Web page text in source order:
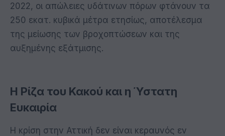
2022, οι απώλειες υδάτινων πόρων φτάνουν τα
250 εκατ. κυβικά μέτρα ετησίως, αποτέλεσμα
της μείωσης των βροχοπτώσεων και της
αυξημένης εξάτμισης.
Η Ρίζα του Κακού και η Ύστατη
Ευκαιρία
Η κρίση στην Αττική δεν είναι κεραυνός εν